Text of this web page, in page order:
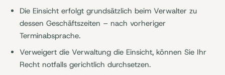
Die Einsicht erfolgt grundsätzlich beim Verwalter zu
dessen Geschäftszeiten – nach vorheriger
Terminabsprache.
Verweigert die Verwaltung die Einsicht, können Sie Ihr
Recht notfalls gerichtlich durchsetzen.